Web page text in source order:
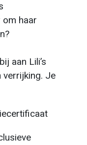
om haar
aan Lili’s
verrijking. Je